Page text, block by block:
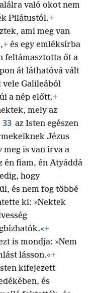
való okot nem
Pilátustól.+
ami meg van
+ és egy emléksírba
feltámasztotta őt a
át láthatóvá vált
Galileából
a nép előtt.+
mely az
33 az Isten egészen
Jézus
meg is van írva a
én fiam, én Atyáddá
hogy
és nem fog többé
ki: »Nektek
+
is mondja: »Nem
lásson.«+
kifejezett
és